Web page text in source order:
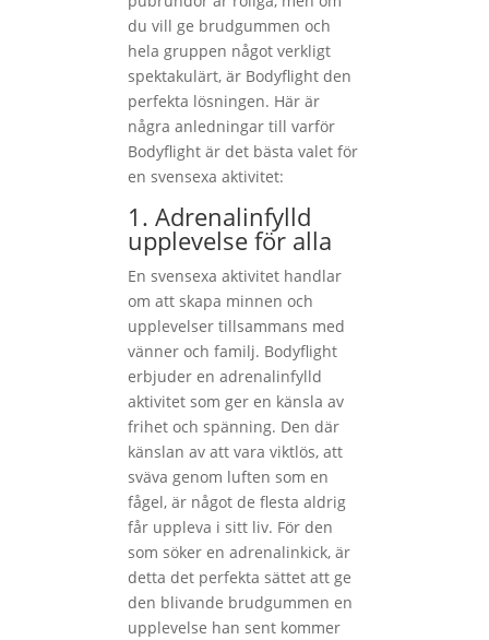
du vill ge brudgummen och
hela gruppen något verkligt
spektakulärt, är Bodyflight den
perfekta lösningen. Här är
några anledningar till varför
Bodyflight är det bästa valet för
en svensexa aktivitet:
1. Adrenalinfylld
upplevelse för alla
En svensexa aktivitet handlar
om att skapa minnen och
upplevelser tillsammans med
vänner och familj. Bodyflight
erbjuder en adrenalinfylld
aktivitet som ger en känsla av
frihet och spänning. Den där
känslan av att vara viktlös, att
sväva genom luften som en
fågel, är något de flesta aldrig
får uppleva i sitt liv. För den
som söker en adrenalinkick, är
detta det perfekta sättet att ge
den blivande brudgummen en
upplevelse han sent kommer